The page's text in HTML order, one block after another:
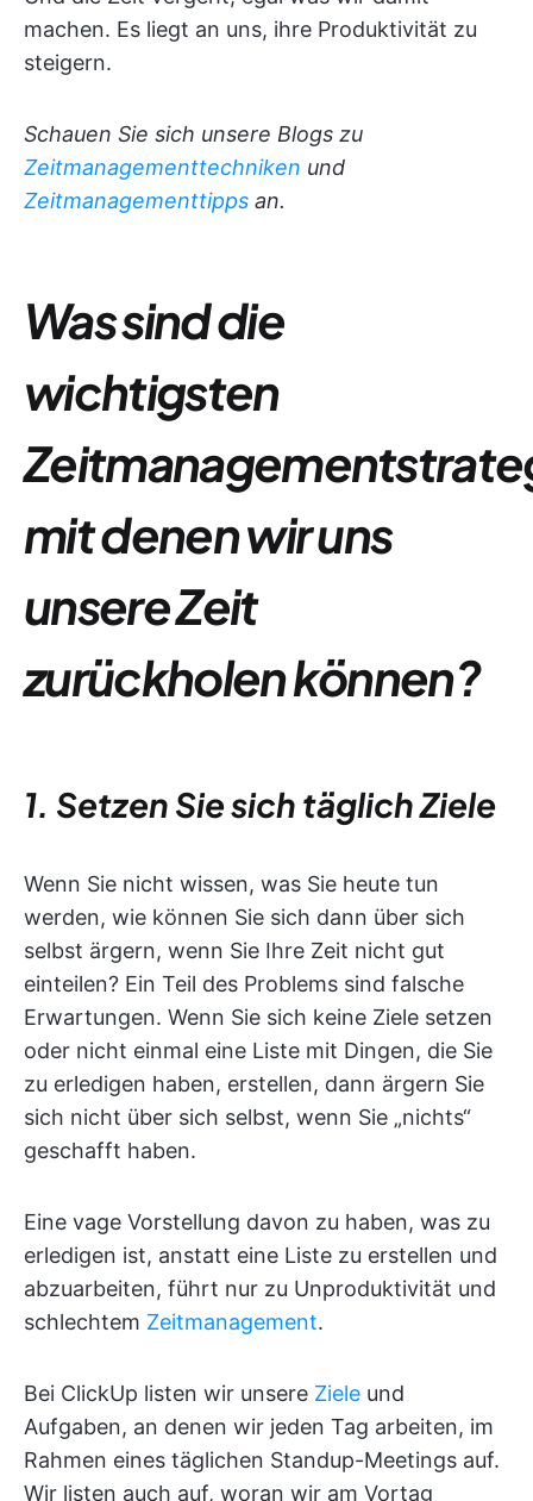
machen. Es liegt an uns, ihre Produktivität zu
steigern.
Schauen Sie sich unsere Blogs zu
Zeitmanagementtechniken und
Zeitmanagementtipps an.
Was sind die
wichtigsten
mit denen wir uns
unsere Zeit
zurückholen können?
1. Setzen Sie sich täglich Ziele
Wenn Sie nicht wissen, was Sie heute tun
werden, wie können Sie sich dann über sich
selbst ärgern, wenn Sie Ihre Zeit nicht gut
einteilen? Ein Teil des Problems sind falsche
Erwartungen. Wenn Sie sich keine Ziele setzen
oder nicht einmal eine Liste mit Dingen, die Sie
zu erledigen haben, erstellen, dann ärgern Sie
sich nicht über sich selbst, wenn Sie „nichts“
geschafft haben.
Eine vage Vorstellung davon zu haben, was zu
erledigen ist, anstatt eine Liste zu erstellen und
abzuarbeiten, führt nur zu Unproduktivität und
schlechtem Zeitmanagement.
Bei ClickUp listen wir unsere Ziele und
Aufgaben, an denen wir jeden Tag arbeiten, im
Rahmen eines täglichen Standup-Meetings auf.
Wir listen auch auf, woran wir am Vortag